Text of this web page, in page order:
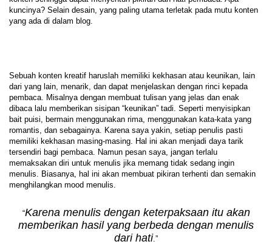
kuncinya? Selain desain, yang paling utama terletak pada mutu konten
yang ada di dalam blog.
Sebuah konten kreatif haruslah memiliki kekhasan atau keunikan, lain
dari yang lain, menarik, dan dapat menjelaskan dengan rinci kepada
pembaca. Misalnya dengan membuat tulisan yang jelas dan enak
dibaca lalu memberikan sisipan “keunikan” tadi. Seperti menyisipkan
bait puisi, bermain menggunakan rima, menggunakan kata-kata yang
romantis, dan sebagainya. Karena saya yakin, setiap penulis pasti
memiliki kekhasan masing-masing. Hal ini akan menjadi daya tarik
tersendiri bagi pembaca. Namun pesan saya, jangan terlalu
memaksakan diri untuk menulis jika memang tidak sedang ingin
menulis. Biasanya, hal ini akan membuat pikiran terhenti dan semakin
menghilangkan mood menulis.
“Karena menulis dengan keterpaksaan itu akan
memberikan hasil yang berbeda dengan menulis
dari hati.”